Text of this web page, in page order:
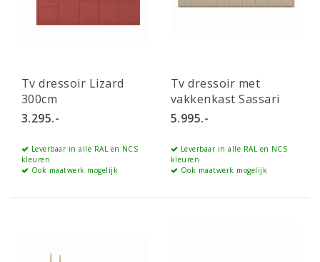
Tv dressoir Lizard
300cm
3.295.-
Leverbaar in alle RAL en NCS
kleuren
Ook maatwerk mogelijk
Tv dressoir met
vakkenkast Sassari
540cm
5.995.-
Leverbaar in alle RAL en NCS
kleuren
Ook maatwerk mogelijk